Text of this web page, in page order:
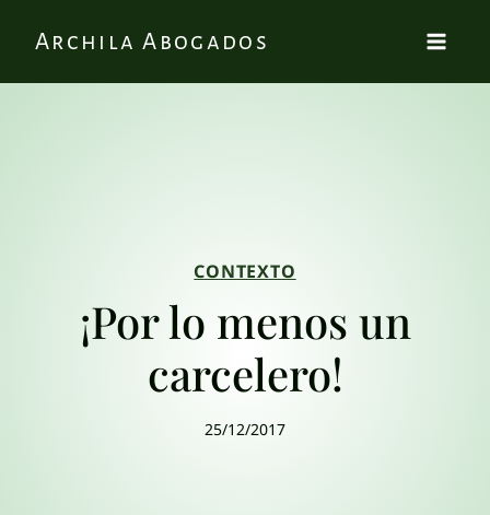
Archila Abogados
CONTEXTO
¡Por lo menos un
carcelero!
25/12/2017